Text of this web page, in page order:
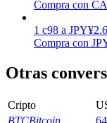
Gana
Compra con
1 c98 a JPY¥
Compra con
Otras
Cripto
BTCBitcoin